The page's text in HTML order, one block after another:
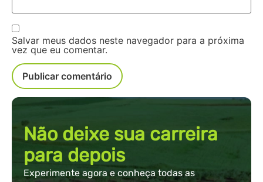
Salvar meus dados neste navegador para a próxima
vez que eu comentar.
Não deixe sua carreira
para depois
Experimente agora e conheça todas as